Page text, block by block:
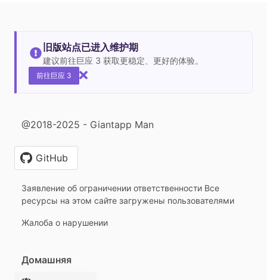
旧版站点已进入维护期
建议前往巨应 3 获取更稳定、更好的体验。
前往巨应 3
@2018-2025 - Giantapp Man
GitHub
Заявление об ограничении ответственности Все
ресурсы на этом сайте загружены пользователями
Жалоба о нарушении
Домашняя